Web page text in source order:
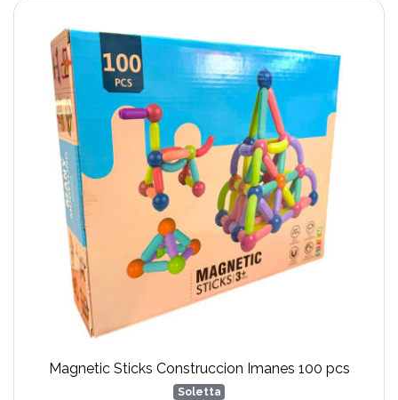
Magnetic Sticks Construccion Imanes 100 pcs
Soletta